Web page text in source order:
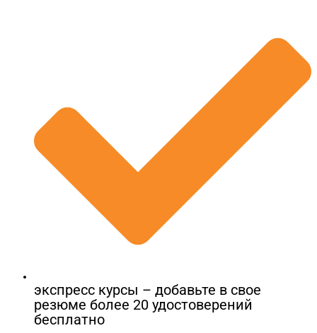
экспресс курсы – добавьте в свое
резюме более 20 удостоверений
бесплатно